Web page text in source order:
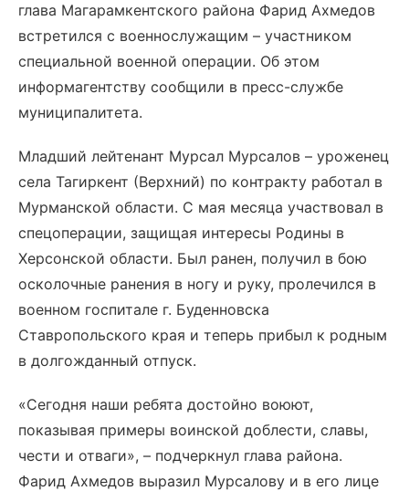
глава Магарамкентского района Фарид Ахмедов
встретился с военнослужащим – участником
специальной военной операции. Об этом
информагентству сообщили в пресс-службе
муниципалитета.
Младший лейтенант Мурсал Мурсалов – уроженец
села Тагиркент (Верхний) по контракту работал в
Мурманской области. С мая месяца участвовал в
спецоперации, защищая интересы Родины в
Херсонской области. Был ранен, получил в бою
осколочные ранения в ногу и руку, пролечился в
военном госпитале г. Буденновска
Ставропольского края и теперь прибыл к родным
в долгожданный отпуск.
«Сегодня наши ребята достойно воюют,
показывая примеры воинской доблести, славы,
чести и отваги», – подчеркнул глава района.
Фарид Ахмедов выразил Мурсалову и в его лице